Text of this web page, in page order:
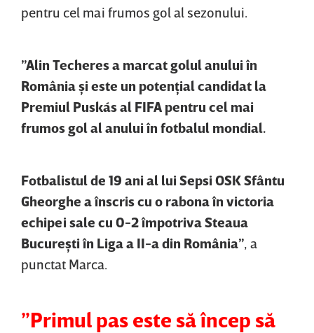
pentru cel mai frumos gol al sezonului.
”Alin Techeres a marcat golul anului în
România şi este un potenţial candidat la
Premiul Puskás al FIFA pentru cel mai
frumos gol al anului în fotbalul mondial.
Fotbalistul de 19 ani al lui Sepsi OSK Sfântu
Gheorghe a înscris cu o rabona în victoria
echipei sale cu 0-2 împotriva Steaua
Bucureşti în Liga a II-a din România” , a
punctat Marca.
”Primul pas este să încep să